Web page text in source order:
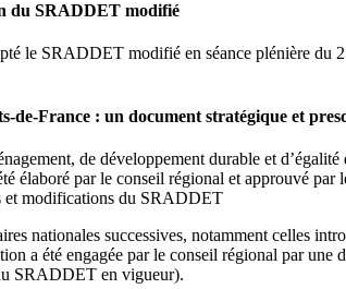
du SRADDET modifié
le SRADDET modifié en séance plénière du
de-France : un document stratégique et
de développement durable et
élaboré par le conseil régional et approuvé par
et modifications du SRADDET
nationales successives, notamment celles
a été engagée par le conseil régional par
SRADDET en vigueur).